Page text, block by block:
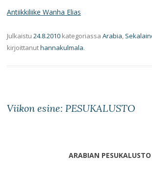
Antiikkiliike Wanha Elias
Julkaistu 24.8.2010 kategoriassa Arabia,
kirjoittanuthannakulmala.
Viikon esine: PESUKALUSTO
ARABIAN PESUKALUSTO